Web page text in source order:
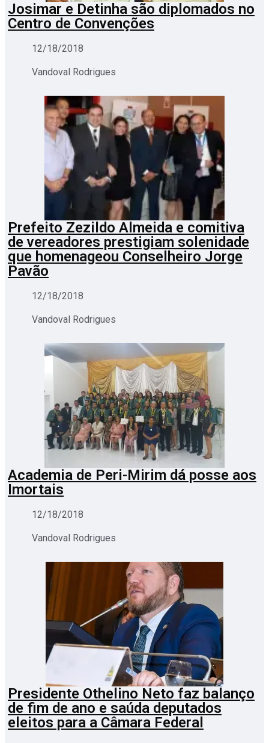
Josimar e Detinha são diplomados no
Centro de Convenções
12/18/2018
Vandoval Rodrigues
Prefeito Zezildo Almeida e comitiva
de vereadores prestigiam solenidade
que homenageou Conselheiro Jorge
Pavão
12/18/2018
Vandoval Rodrigues
Academia de Peri-Mirim dá posse aos
Imortais
12/18/2018
Vandoval Rodrigues
Presidente Othelino Neto faz balanço
de fim de ano e saúda deputados
eleitos para a Câmara Federal